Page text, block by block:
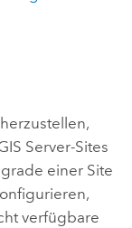
Server-Sites
einer Site
verfügbare